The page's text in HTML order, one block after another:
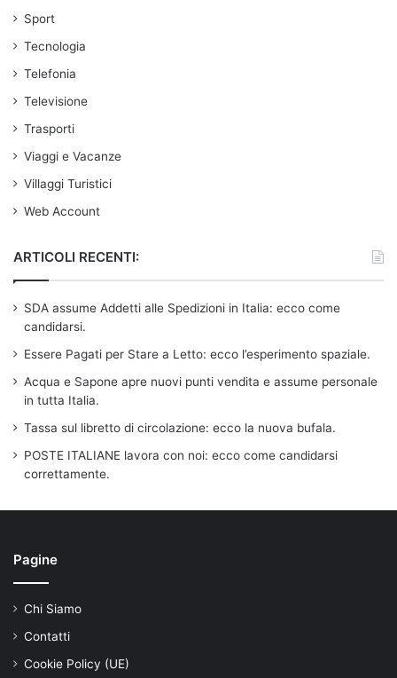
Sport
Tecnologia
Telefonia
Televisione
Trasporti
Viaggi e Vacanze
Villaggi Turistici
Web Account
ARTICOLI RECENTI:
SDA assume Addetti alle Spedizioni in Italia: ecco come
candidarsi.
Essere Pagati per Stare a Letto: ecco l’esperimento spaziale.
Acqua e Sapone apre nuovi punti vendita e assume personale
in tutta Italia.
Tassa sul libretto di circolazione: ecco la nuova bufala.
POSTE ITALIANE lavora con noi: ecco come candidarsi
correttamente.
Pagine
Chi Siamo
Contatti
Cookie Policy (UE)